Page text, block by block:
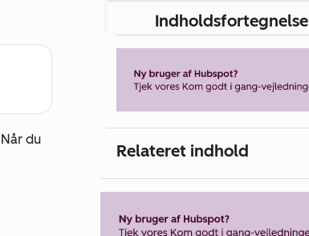
du
Indholdsfortegnelse
Relateret indhold